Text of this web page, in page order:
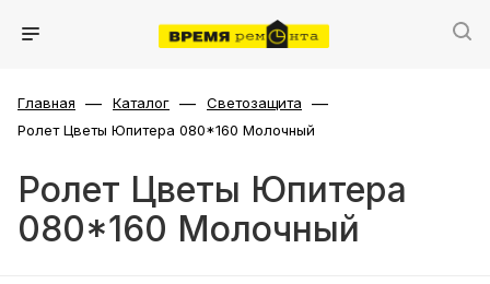
Главная — Каталог — Светозащита —
Ролет Цветы Юпитера 080*160 Молочный
Ролет Цветы Юпитера
080*160 Молочный